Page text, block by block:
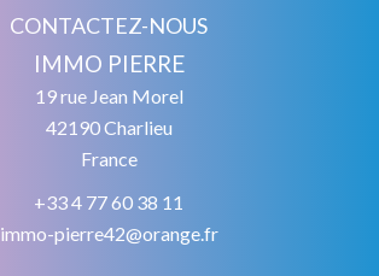
CONTACTEZ-NOUS
IMMO PIERRE
19 rue Jean Morel
42190Charlieu
France
+33 4 77 60 38 11
immo-pierre42@orange.fr